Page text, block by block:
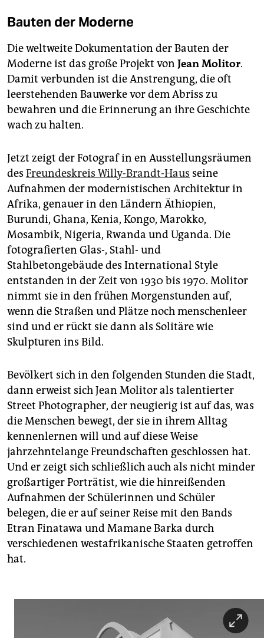
Bauten der Moderne
Die weltweite Dokumentation der Bauten der
Moderne ist das große Projekt von Jean Molitor.
Damit verbunden ist die Anstrengung, die oft
leerstehenden Bauwerke vor dem Abriss zu
bewahren und die Erinnerung an ihre Geschichte
wach zu halten.
Jetzt zeigt der Fotograf in en Ausstellungsräumen
des Freundeskreis Willy-Brandt-Haus seine
Aufnahmen der modernistischen Architektur in
Afrika, genauer in den Ländern Äthiopien,
Burundi, Ghana, Kenia, Kongo, Marokko,
Mosambik, Nigeria, Rwanda und Uganda. Die
fotografierten Glas-, Stahl- und
Stahlbetongebäude des International Style
entstanden in der Zeit von 1930 bis 1970. Molitor
nimmt sie in den frühen Morgenstunden auf,
wenn die Straßen und Plätze noch menschenleer
sind und er rückt sie dann als Solitäre wie
Skulpturen ins Bild.
Bevölkert sich in den folgenden Stunden die Stadt,
dann erweist sich Jean Molitor als talentierter
Street Photographer, der neugierig ist auf das, was
die Menschen bewegt, der sie in ihrem Alltag
kennenlernen will und auf diese Weise
jahrzehntelange Freundschaften geschlossen hat.
Und er zeigt sich schließlich auch als nicht minder
großartiger Porträtist, wie die hinreißenden
Aufnahmen der Schülerinnen und Schüler
belegen, die er auf seiner Reise mit den Bands
Etran Finatawa und Mamane Barka durch
verschiedenen westafrikanische Staaten getroffen
hat.